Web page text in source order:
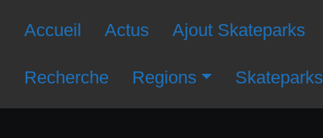
Accueil Actus Ajout Skateparks
Recherche Regions Skateparks